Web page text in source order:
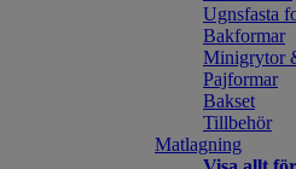
Ugnsfasta
Bakformar
Minigrytor
Pajformar
Bakset
Tillbehör
Matlagning